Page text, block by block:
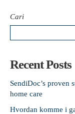
Cari
Recent Posts
SendiDoc’s proven
home care
Hvordan komme i